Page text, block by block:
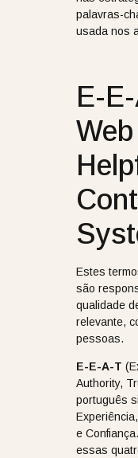
palavras-
usada nos
E-
Estes
são
qualidade
relevante,
pessoas.
E-E-A-T
Authority,
português
e
essas